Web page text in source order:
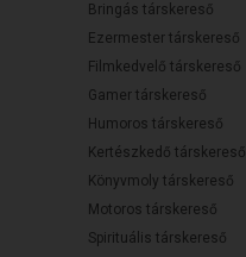
Bringás társkereső
Ezermester társkereső
Filmkedvelő társkereső
Gamer társkereső
Humoros társkereső
Kertészkedő társkereső
Könyvmoly társkereső
Motoros társkereső
Spirituális társkereső